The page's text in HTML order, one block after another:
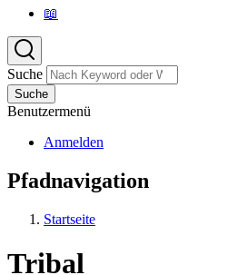
📖
Suche
Suche
Benutzermenü
Anmelden
Pfadnavigation
Startseite
Tribal